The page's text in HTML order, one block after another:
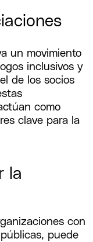
un movimiento
inclusivos y
de los socios
como
clave para la
la
con
puede